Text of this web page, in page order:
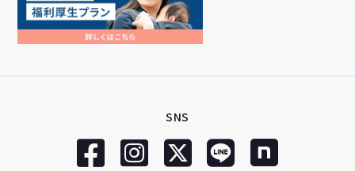
SNS